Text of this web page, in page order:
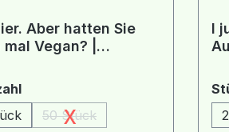
Aber hatten Sie
Vegan? |
auswählen
50 Stück
(Diese Option ist zurzeit nicht
x
I